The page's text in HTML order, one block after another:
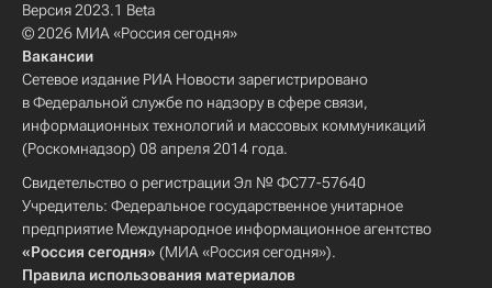
Версия 2023.1 Beta
© 2026 МИА «Россия сегодня»
Вакансии
Сетевое издание РИА Новости зарегистрировано
в Федеральной службе по надзору в сфере связи,
информационных технологий и массовых коммуникаций
(Роскомнадзор) 08 апреля 2014 года.
Свидетельство о регистрации Эл № ФС77-57640
Учредитель: Федеральное государственное унитарное
предприятие Международное информационное агентство
«Россия сегодня» (МИА «Россия сегодня»).
Правила использования материалов